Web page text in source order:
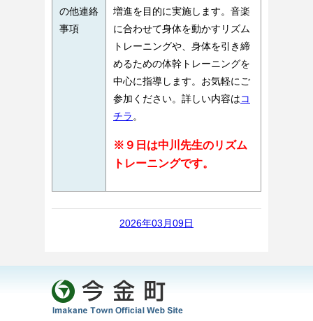
の他連絡
事項
増進を目的に実施します。音楽
に合わせて身体を動かすリズム
トレーニングや、身体を引き締
めるための体幹トレーニングを
中心に指導します。お気軽にご
参加ください。詳しい内容はコ
チラ 。
※９日は中川先生のリズム
トレーニングです。
2026年03月09日